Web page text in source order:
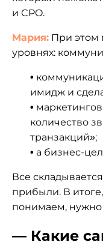
и CPO.
Мария: При этом
уровнях:
•
имидж и
•
количество
транзакций»;
• а бизнес-
Все
прибыли. В
понимаем, нужно
— Какие